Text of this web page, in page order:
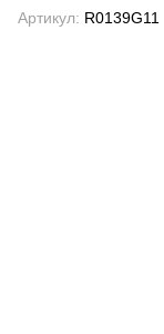
Артикул: R0139G11